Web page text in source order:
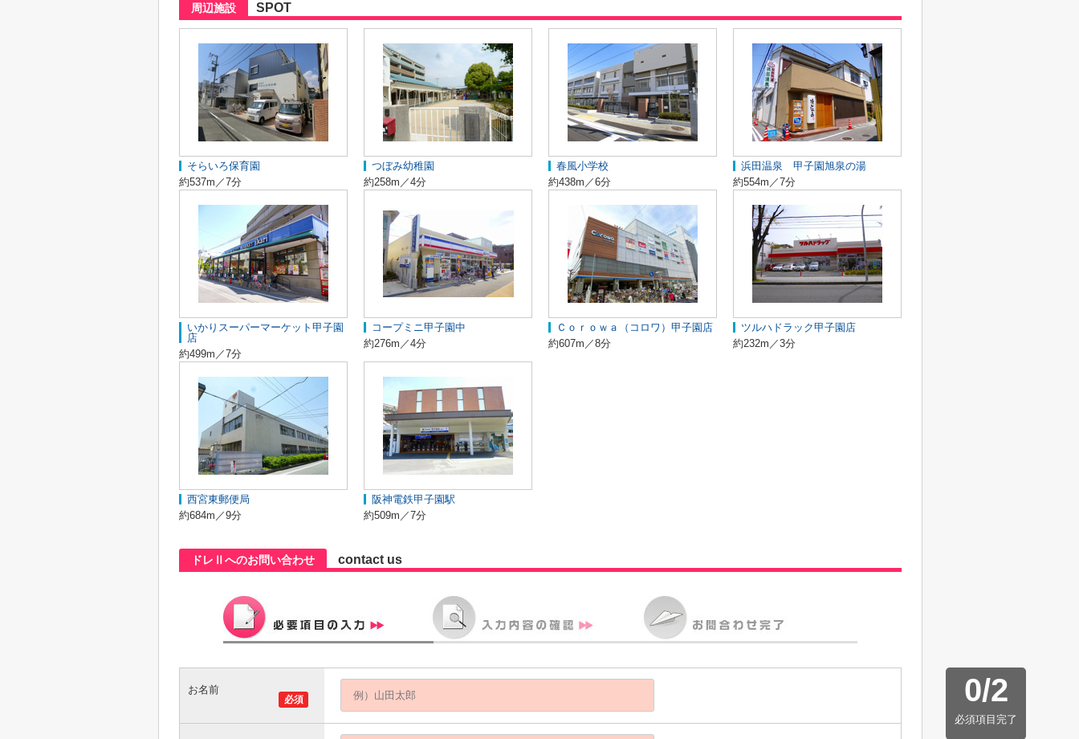
周辺施設 SPOT
そらいろ保育園
約537m／7分
つぼみ幼稚園
約258m／4分
春風小学校
約438m／6分
浜田温泉 甲子園旭泉の湯
約554m／7分
いかりスーパーマーケット甲子園
店
約499m／7分
コープミニ甲子園中
約276m／4分
Ｃｏｒｏｗａ（コロワ）甲子園店
約607m／8分
ツルハドラック甲子園店
約232m／3分
西宮東郵便局
約684m／9分
阪神電鉄甲子園駅
約509m／7分
ドレⅡへのお問い合わせ contact us
0/2
必須項目完了
必須
お名前